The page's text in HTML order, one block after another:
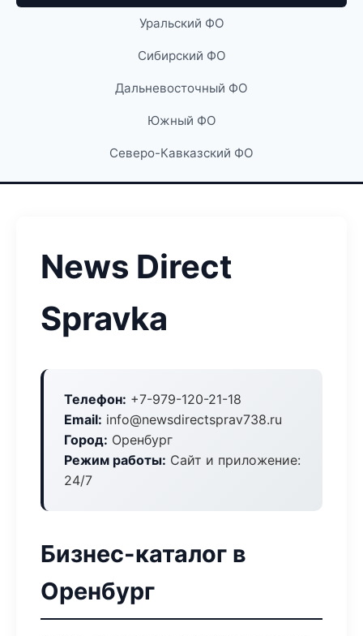
Уральский ФО
Сибирский ФО
Дальневосточный ФО
Южный ФО
Северо-Кавказский ФО
News Direct
Spravka
Телефон: +7-979-120-21-18
Email: info@newsdirectsprav738.ru
Город: Оренбург
Режим работы: Сайт и приложение:
24/7
Бизнес-каталог в
Оренбург